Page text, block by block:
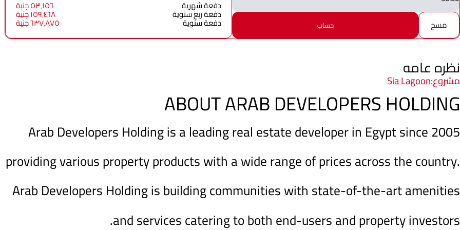
مسح
حساب
دفعة شهرية ٥٣٬١٥٦ جنية
دفعة ربع سنوية ١٥٩٬٤٦٨ جنية
دفعة سنوية ٦٣٧٬٨٧٥ جنية
نظره عامه
مشروع:Sia Lagoon
ABOUT ARAB DEVELOPERS HOLDING
Arab Developers Holding is a leading real estate developer in Egypt since 2005
providing various property products with a wide range of prices across the country.
Arab Developers Holding is building communities with state-of-the-art amenities
and services catering to both end-users and property investors.